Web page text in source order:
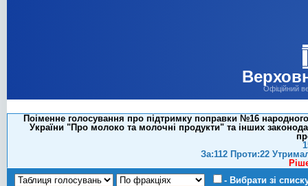
Офіційний
Поіменне голосування про підтримку поправки №16
України "Про молоко та молочні продукти" та інших
За:112 Проти:22
- Вибрати зі